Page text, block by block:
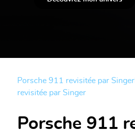
Porsche 911 revisitée par Singer
revisitée par Singer
Porsche 911